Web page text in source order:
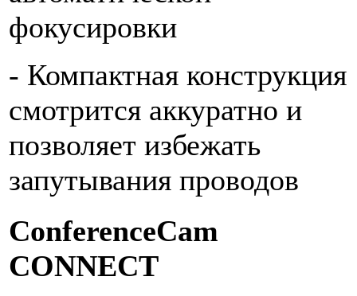
фокусировки
- Компактная конструкция
смотрится аккуратно и
позволяет избежать
запутывания проводов
ConferenceCam
CONNECT